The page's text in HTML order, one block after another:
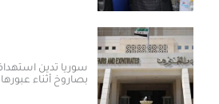
سوريا تدين استهداف ناقلة
بصاروخ أثناء عبورها مضيق هرمز